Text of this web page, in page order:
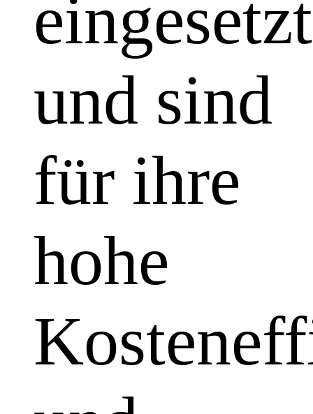
eingesetzt
und sind
für ihre
hohe